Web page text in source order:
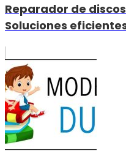
Reparador de
Soluciones